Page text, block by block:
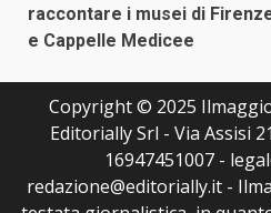
raccontare i musei di
e Cappelle Medicee
Copyright © 2025
Editorially Srl - Via Assisi
16947451007 -
redazione@editorially.it -